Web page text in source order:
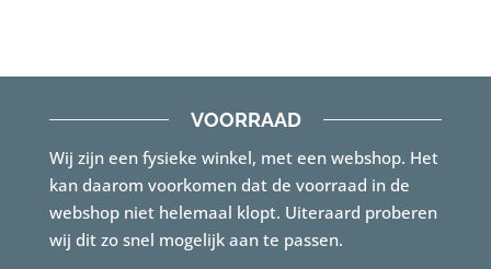
VOORRAAD
Wij zijn een fysieke winkel, met een webshop. Het
kan daarom voorkomen dat de voorraad in de
webshop niet helemaal klopt. Uiteraard proberen
wij dit zo snel mogelijk aan te passen.